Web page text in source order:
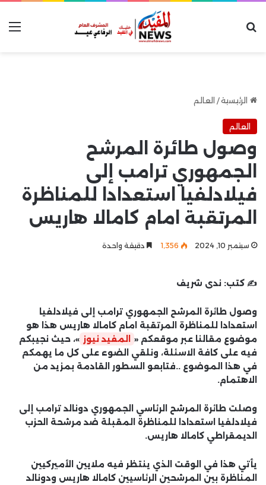
الرئيسية/ العالم
العالم
وصول طائرة المرشح
الجمهوري ترامب إلى
فيلادلفيا استعدادا للمناظرة
المرتقبة امام كامالا هاريس
سبتمبر 10, 2024 1٬356 دقيقة واحدة
✍️ كتب: ندى شريف
وصول طائرة المرشح الجمهوري ترامب إلى فيلادلفيا
استعدادا للمناظرة المرتقبة امام كامالا هاريس هذا هو
موضوع مقالنا عبر موقعكم «
المفيد نيوز »، حيث نجيبكم
فيه على كافة الاسئلة، ونلقي الضوء على كل ما يهمكم
في هذا الموضوع ..فتابعو السطور القادمة بمزيد من
الاهتمام.
وصلت طائرة المرشح الرئاسي الجمهوري دونالد ترامب إلى
فيلادلفيا استعدادا للمناظرة المقبلة ضد مرشحة الحزب
الديمقراطي كامالا هاريس.
يأتي هذا في الوقت الذي ينتظر فيه ملايين الأميركيين
المناظرة بين المرشحين الرئاسيين كامالا هاريس ودونالد